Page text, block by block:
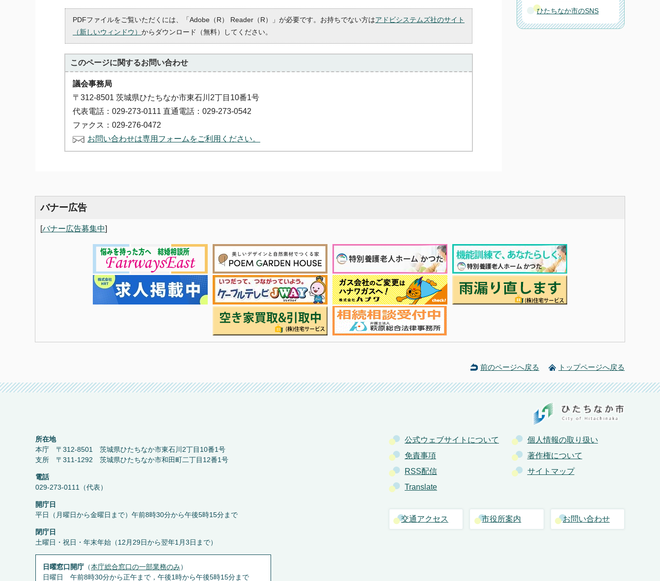
PDFファイルをご覧いただくには、「Adobe（R） Reader（R）」が必要です。お持ちでない方はアドビシステムズ社のサイト
（新しいウィンドウ） からダウンロード（無料）してください。
このページに関するお問い合わせ
議会事務局
〒312-8501 茨城県ひたちなか市東石川2丁目10番1号
代表電話：029-273-0111 直通電話：029-273-0542
ファクス：029-276-0472
お問い合わせは専用フォームをご利用ください。
ひたちなか市のSNS
バナー広告
[バナー広告募集中]
前のページへ戻る トップページへ戻る
公式ウェブサイトについて
個人情報の取り扱い
免責事項
著作権について
RSS配信
サイトマップ
Translate
交通アクセス 市役所案内 お問い合わせ
所在地
本庁 〒312-8501 茨城県ひたちなか市東石川2丁目10番1号
支所 〒311-1292 茨城県ひたちなか市和田町二丁目12番1号
電話
029-273-0111（代表）
開庁日
平日（月曜日から金曜日まで）午前8時30分から午後5時15分まで
閉庁日
土曜日・祝日・年末年始（12月29日から翌年1月3日まで）
日曜窓口開庁 （本庁総合窓口の一部業務のみ）
日曜日 午前8時30分から正午まで，午後1時から午後5時15分まで